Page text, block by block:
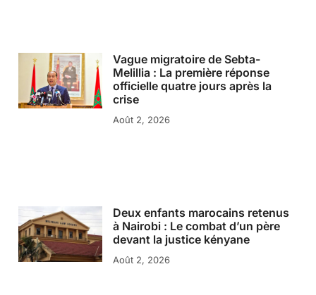
Vague migratoire de Sebta-
Melillia : La première réponse
officielle quatre jours après la
crise
Août 2, 2026
Deux enfants marocains retenus
à Nairobi : Le combat d’un père
devant la justice kényane
Août 2, 2026